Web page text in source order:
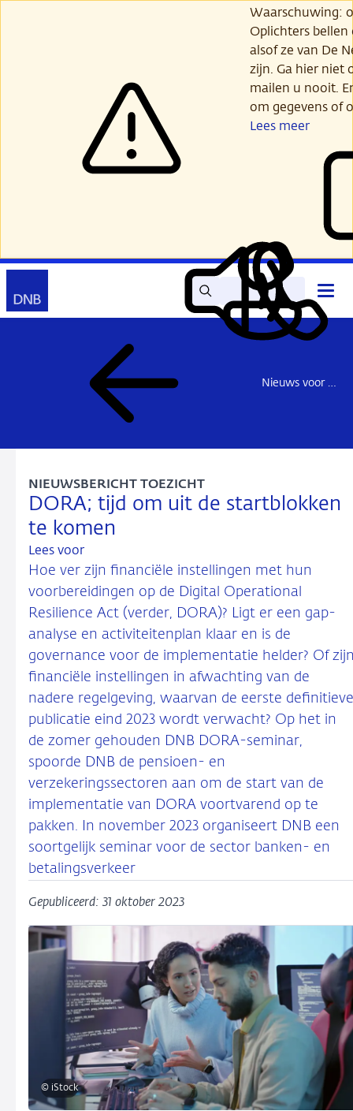
Waarschuwing:
Oplichters
alsof ze van De
zijn. Ga hier niet
mailen u nooit.
om gegevens of
Lees meer
Zoek Lees
voor
Mijn
DNB
Contact
Nieuws voor de sector
DORA; tijd om uit de startblokken
te komen
NIEUWSBERICHT TOEZICHT
Lees voor
Hoe ver zijn financiële instellingen met hun
voorbereidingen op de Digital Operational
Resilience Act (verder, DORA)? Ligt er een gap-
analyse en activiteitenplan klaar en is de
governance voor de implementatie helder? Of
financiële instellingen in afwachting van de
nadere regelgeving, waarvan de eerste definitieve
publicatie eind 2023 wordt verwacht? Op het in
de zomer gehouden DNB DORA-seminar,
spoorde DNB de pensioen- en
verzekeringssectoren aan om de start van de
implementatie van DORA voortvarend op te
pakken. In november 2023 organiseert DNB een
soortgelijk seminar voor de sector banken- en
betalingsverkeer
Gepubliceerd: 31 oktober 2023
© iStock